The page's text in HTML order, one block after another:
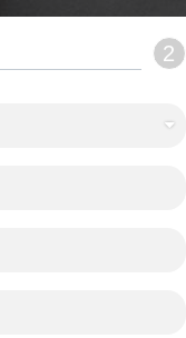
: 2